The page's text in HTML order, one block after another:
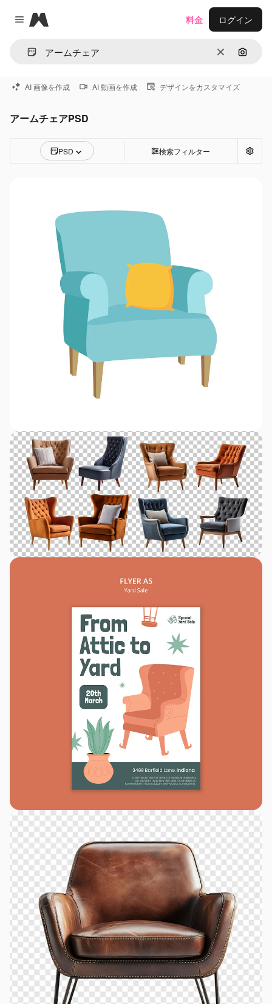
Close menu
Magnific
消去 画像で
料金 ログイン
AI 画像を作成 AI 動画を作成 デザインをカスタマイズ
アームチェアPSD
PSD 検索フィルター